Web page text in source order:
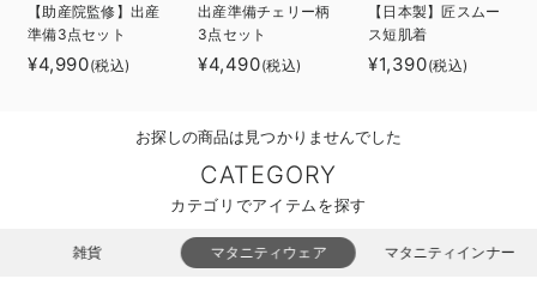
ベビー リュック
ベビー 小物
erbaviva（エルバビーバ）
安心の日本製。先輩ママが買ってよかった！本当に必要な出産準備品
買って正解！高評価レビューアイテム
冬に可愛いニットがお得！
親子コーデ｜ママとベビーにおすすめ！
【助産院監修】出産
準備3点セット
¥4,990(税込)
出産準備チェリー柄
3点セット
¥4,490(税込)
【日本製】匠スムー
ス短肌着
¥1,390(税込)
お探しの商品は見つかりませんでした
CATEGORY
カテゴリでアイテムを探す
雑貨 マタニティウェア マタニティインナー